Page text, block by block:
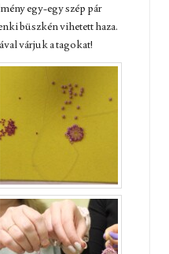
egy-egy szép pár
büszkén vihetett haza.
várjuk a tagokat!